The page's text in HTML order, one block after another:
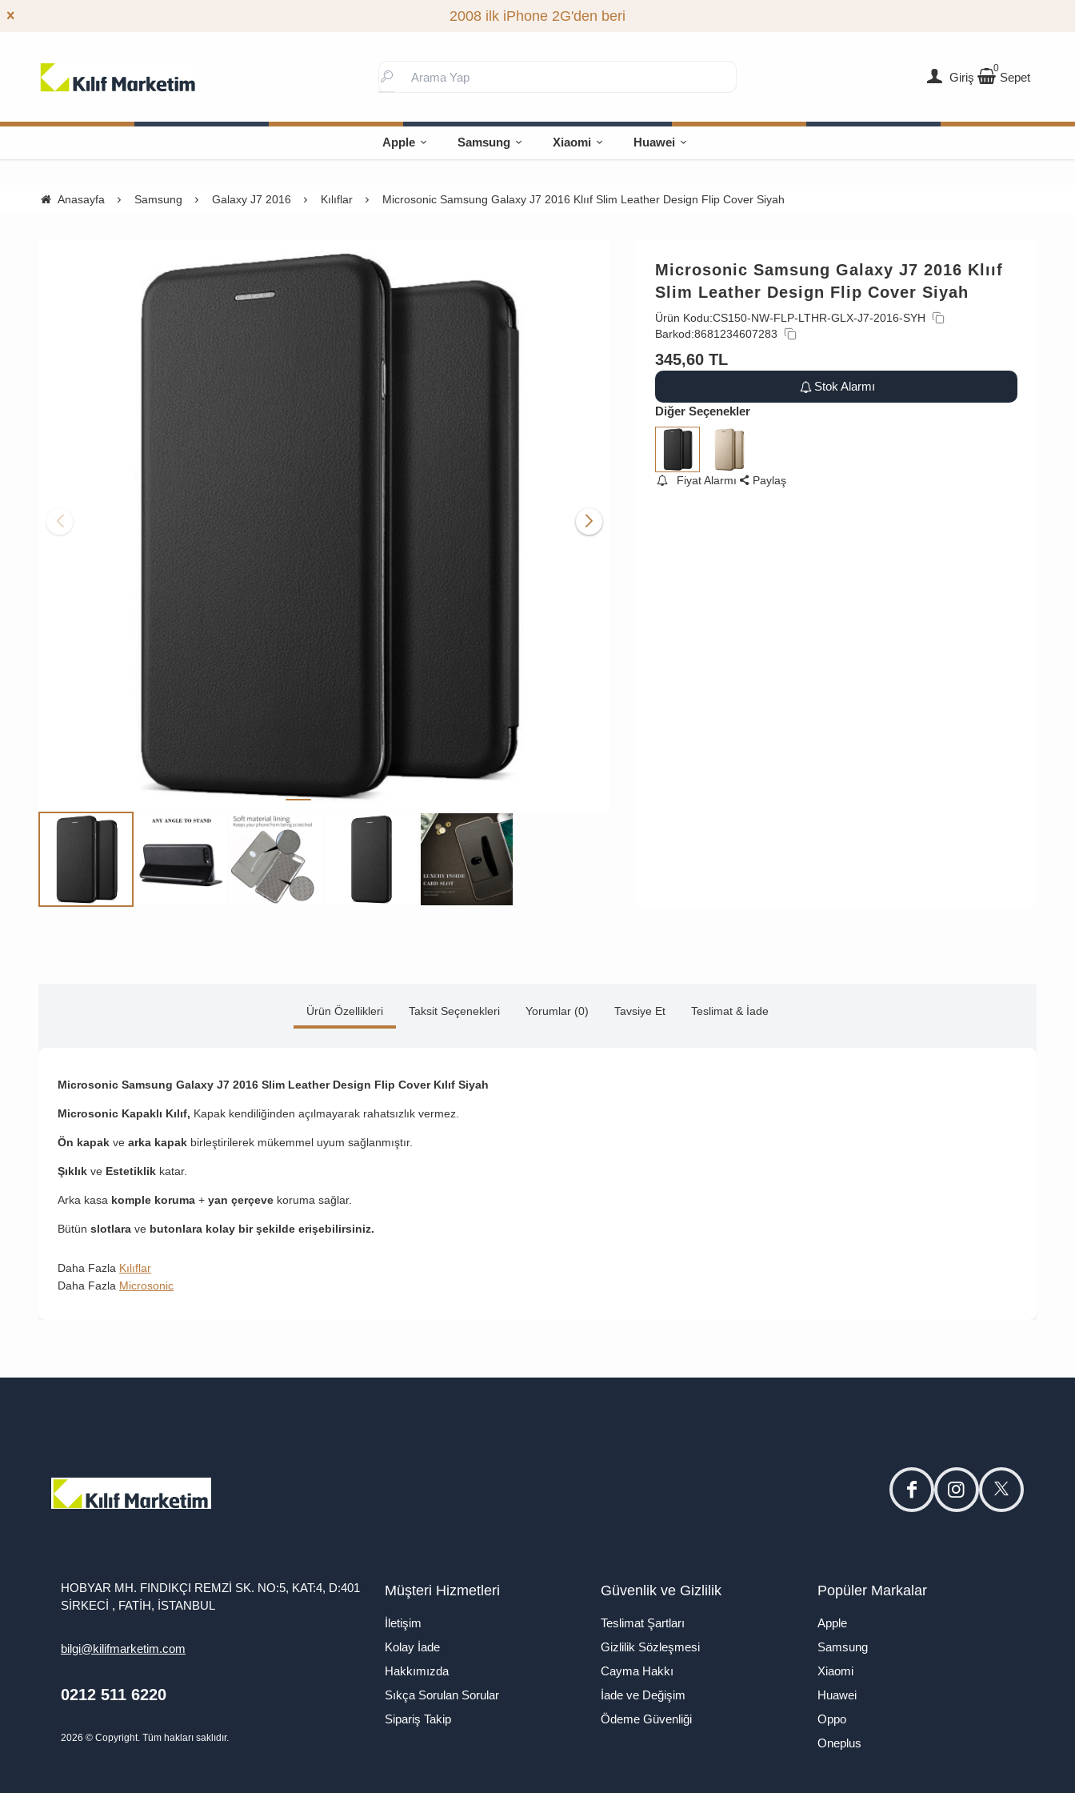
2008 ilk iPhone 2G'den beri
Giriş
0
Sepet
Apple Samsung Xiaomi Huawei
Anasayfa Samsung Galaxy J7 2016 Kılıflar Microsonic Samsung Galaxy J7 2016 Klııf Slim Leather Design Flip Cover Siyah
Microsonic Samsung Galaxy J7 2016 Klııf
Slim Leather Design Flip Cover Siyah
Ürün Kodu:CS150-NW-FLP-LTHR-GLX-J7-2016-SYH
Barkod:8681234607283
345,60 TL
Stok Alarmı
Diğer Seçenekler
Fiyat Alarmı Paylaş
Ürün Özellikleri Taksit Seçenekleri Yorumlar (0) Tavsiye Et Teslimat & İade
Microsonic Samsung Galaxy J7 2016 Slim Leather Design Flip Cover Kılıf Siyah
Microsonic Kapaklı Kılıf, Kapak kendiliğinden açılmayarak rahatsızlık vermez.
Ön kapak ve arka kapak birleştirilerek mükemmel uyum sağlanmıştır.
Şıklık ve Estetiklik katar.
Arka kasa komple koruma + yan çerçeve koruma sağlar.
Bütün slotlara ve butonlara kolay bir şekilde erişebilirsiniz.
Daha Fazla Kılıflar
Daha Fazla Microsonic
facebookinstagramtwitter
HOBYAR MH. FINDIKÇI REMZİ SK. NO:5, KAT:4, D:401
SİRKECİ , FATİH, İSTANBUL
bilgi@kilifmarketim.com
0212 511 6220
2026 © Copyright. Tüm hakları saklıdır.
Müşteri Hizmetleri
İletişim
Kolay İade
Hakkımızda
Sıkça Sorulan Sorular
Sipariş Takip
Güvenlik ve Gizlilik
Teslimat Şartları
Gizlilik Sözleşmesi
Cayma Hakkı
İade ve Değişim
Ödeme Güvenliği
Popüler Markalar
Apple
Samsung
Xiaomi
Huawei
Oppo
Oneplus